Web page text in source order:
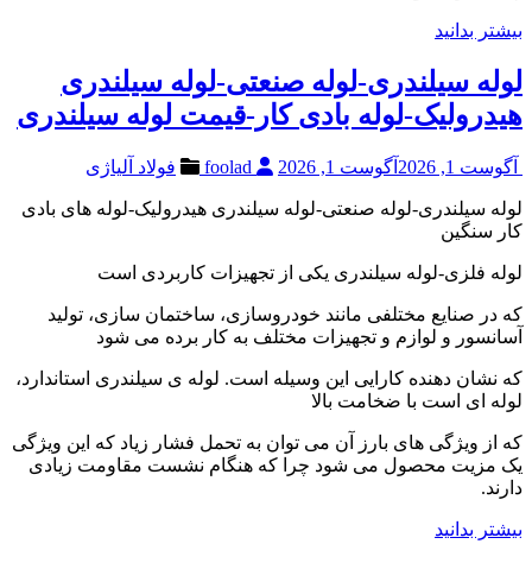
بیشتر بدانید
لوله سیلندری-لوله صنعتی-لوله سیلندری
هیدرولیک-لوله بادی کار-قیمت لوله سیلندری
آگوست 1, 2026 آگوست 1, 2026 فولاد آلیاژی
لوله سیلندری-لوله صنعتی-لوله سیلندری هیدرولیک-لوله های بادی
کار سنگین
لوله فلزی-لوله سیلندری یکی از تجهیزات کاربردی است
که در صنایع مختلفی مانند خودروسازی، ساختمان سازی، تولید
آسانسور و لوازم و تجهیزات مختلف به کار برده می شود
که نشان دهنده کارایی این وسیله است. لوله ی سیلندری استاندارد،
لوله ای است با ضخامت بالا
که از ویژگی های بارز آن می توان به تحمل فشار زیاد که این ویژگی
یک مزیت محصول می شود چرا که هنگام نشست مقاومت زیادی
دارند.
بیشتر بدانید